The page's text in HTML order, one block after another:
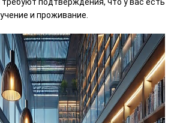
подтверждения, что у вас есть
и проживание.